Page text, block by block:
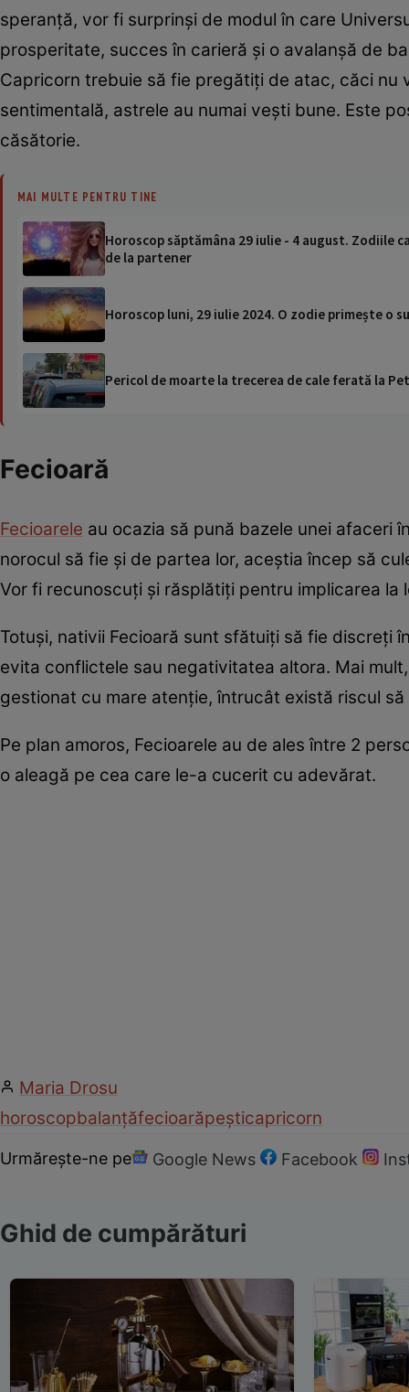
speranță, vor fi surprinși de modul în care
prosperitate, succes în carieră și o avalanșă de
Capricorn trebuie să fie pregătiți de atac, căci nu
sentimentală, astrele au numai vești bune. Este
căsătorie.
MAI MULTE PENTRU TINE
Horoscop săptămâna 29 iulie - 4 august. Zodiile
de la partener
Horoscop luni, 29 iulie 2024. O zodie primește o
Pericol de moarte la trecerea de cale ferată la
Fecioară
Fecioarele au ocazia să pună bazele unei afaceri
norocul să fie și de partea lor, aceștia încep să
Vor fi recunoscuți și răsplătiți pentru implicarea la
Totuși, nativii Fecioară sunt sfătuiți să fie discreți
evita conflictele sau negativitatea altora. Mai
gestionat cu mare atenție, întrucât există riscul
Pe plan amoros, Fecioarele au de ales între 2
o aleagă pe cea care le-a cucerit cu adevărat.
Maria Drosu
horoscopbalanțăfecioarăpeșticapricorn
Urmărește-ne pe Google News Facebook
Ghid de cumpărături